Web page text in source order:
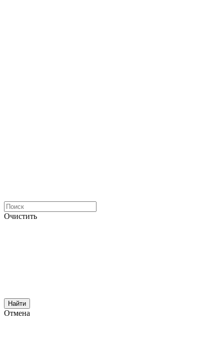
Очистить
Найти
Отмена